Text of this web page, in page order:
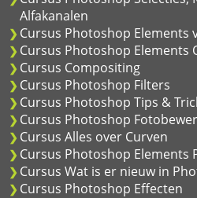
Alfakanalen
Cursus Photoshop Elements
Cursus Photoshop Elements
Cursus Compositing
Cursus Photoshop Filters
Cursus Photoshop Tips &
Cursus Photoshop
Cursus Alles over Curven
Cursus Photoshop Elements
Cursus Wat is er nieuw in
Cursus Photoshop Effecten